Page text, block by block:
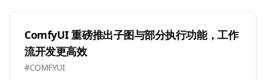
ComfyUI 重磅推出子图与部分执行功能，工作
流开发更高效
#COMFYUI